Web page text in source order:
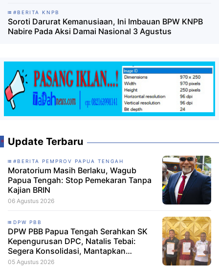
#BERITA KNPB
Soroti Darurat Kemanusiaan, Ini Imbauan BPW KNPB
Nabire Pada Aksi Damai Nasional 3 Agustus
Update Terbaru
#BERITA PEMPROV PAPUA TENGAH
Moratorium Masih Berlaku, Wagub
Papua Tengah: Stop Pemekaran Tanpa
Kajian BRIN
06 Agustus 2026
DPW PBB
DPW PBB Papua Tengah Serahkan SK
Kepengurusan DPC, Natalis Tebai:
Segera Konsolidasi, Mantapkan
Langkah Verifikasi, untuk 'Maju' 2029
05 Agustus 2026